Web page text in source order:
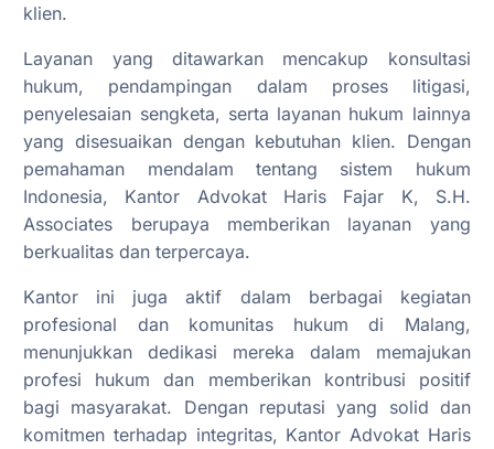
klien.
Layanan yang ditawarkan mencakup konsultasi
hukum, pendampingan dalam proses litigasi,
penyelesaian sengketa, serta layanan hukum lainnya
yang disesuaikan dengan kebutuhan klien. Dengan
pemahaman mendalam tentang sistem hukum
Indonesia, Kantor Advokat Haris Fajar K, S.H.
Associates berupaya memberikan layanan yang
berkualitas dan terpercaya.
Kantor ini juga aktif dalam berbagai kegiatan
profesional dan komunitas hukum di Malang,
menunjukkan dedikasi mereka dalam memajukan
profesi hukum dan memberikan kontribusi positif
bagi masyarakat. Dengan reputasi yang solid dan
komitmen terhadap integritas, Kantor Advokat Haris